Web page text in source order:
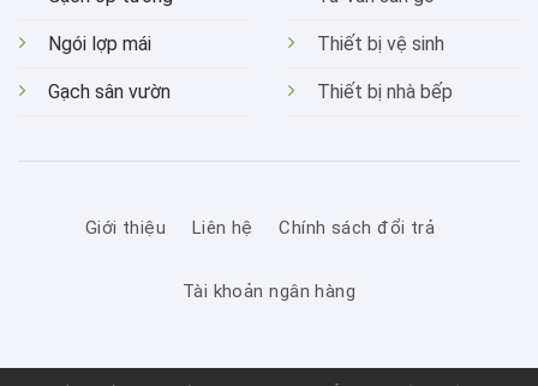
Ngói lợp mái
Gạch sân vườn
Thiết bị vệ sinh
Thiết bị nhà bếp
Giới thiệu Liên hệ Chính sách đổi trả
Tài khoản ngân hàng